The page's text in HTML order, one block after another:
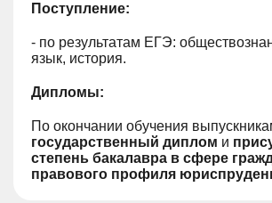
Поступление:
- по результатам ЕГЭ:
язык, история.
Дипломы:
По окончании обучения
государственный диплом и
степень бакалавра в сфере
правового профиля